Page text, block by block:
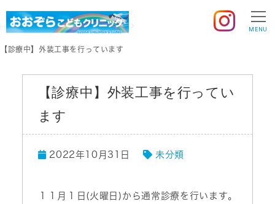
MENU
HOME スタッフブログ 未分類
【診療中】外装工事を行っています
【診療中】外装工事を行ってい
ます
2022年10月31日 未分類
１１月１日(火曜日)から通常診療を行います。